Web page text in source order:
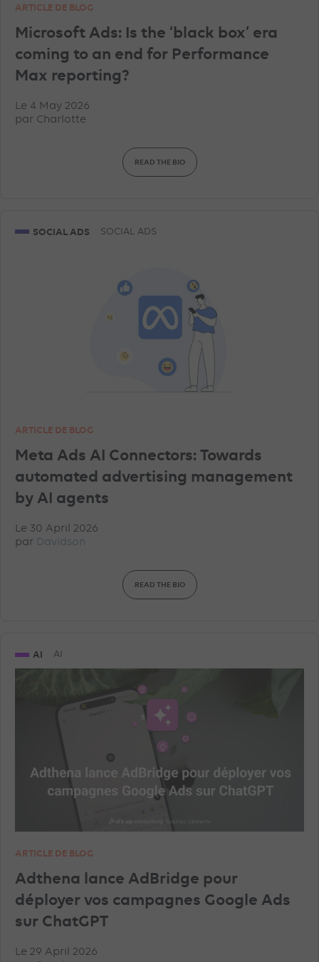
ARTICLE DE BLOG
Microsoft Ads: Is the ‘black box’ era
coming to an end for Performance
Max reporting?
Le 4 May 2026
par Charlotte
READ THE BIO
SOCIAL ADS SOCIAL ADS
ARTICLE DE BLOG
Meta Ads AI Connectors: Towards
automated advertising management
by AI agents
Le 30 April 2026
par Davidson
READ THE BIO
AI AI
ARTICLE DE BLOG
Adthena lance AdBridge pour
déployer vos campagnes Google Ads
sur ChatGPT
Le 29 April 2026